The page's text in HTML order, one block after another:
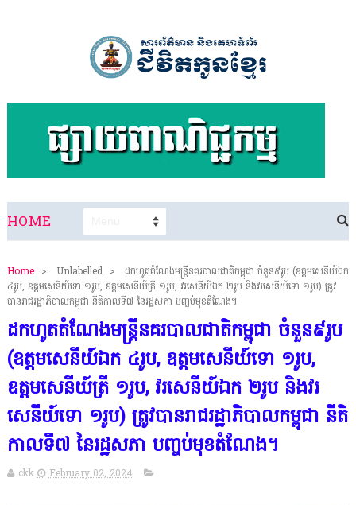
HOME
Home > Unlabelled >
ដកហូតតំណែងមន្ដ្រីនគរបាលជាតិកម្ពុជា ចំនួន៩រូប (ឧត្តមសេនីយ៍ឯក
៤រូប, ឧត្តមសេនីយ៍ទោ ១រូប, ឧត្តមសេនីយ៍ត្រី ១រូប, វរសេនីយ៍ឯក ២រូប និងវរសេនីយ៍ទោ ១រូប) ត្រូវ
បានរាជរដ្ឋាភិបាលកម្ពុជា នីតិកាលទី៧ នៃរដ្ឋសភា បញ្ចប់មុខតំណែង។
ដកហូតតំណែងមន្ដ្រីនគរបាលជាតិកម្ពុជា ចំនួន៩រូប
(ឧត្តមសេនីយ៍ឯក ៤រូប, ឧត្តមសេនីយ៍ទោ ១រូប,
ឧត្តមសេនីយ៍ត្រី ១រូប, វរសេនីយ៍ឯក ២រូប និងវរ
សេនីយ៍ទោ ១រូប) ត្រូវបានរាជរដ្ឋាភិបាលកម្ពុជា នីតិ
កាលទី៧ នៃរដ្ឋសភា បញ្ចប់មុខតំណែង។
ckk February 02, 2024